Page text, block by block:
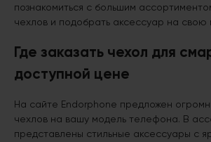
познакомиться с большим
чехлов и подобрать аксессуар на свою
Где заказать чехол для
доступной цене
На сайте Endorphone предложен
чехлов на вашу модель телефона. В
представлены стильные аксессуары с